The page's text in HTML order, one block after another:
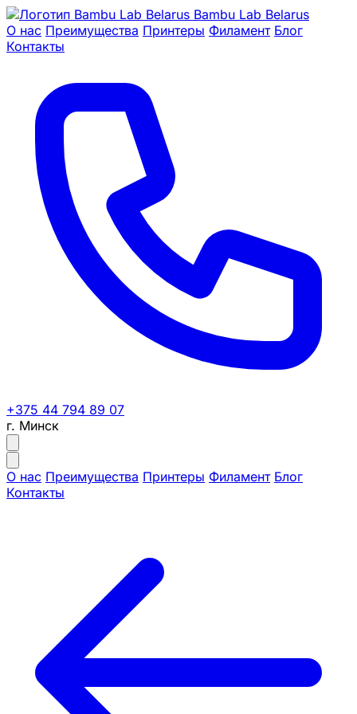
Bambu Lab Belarus
О нас Преимущества Принтеры Филамент Блог
Контакты
+375 44 794 89 07
г. Минск
О нас Преимущества Принтеры Филамент Блог
Контакты